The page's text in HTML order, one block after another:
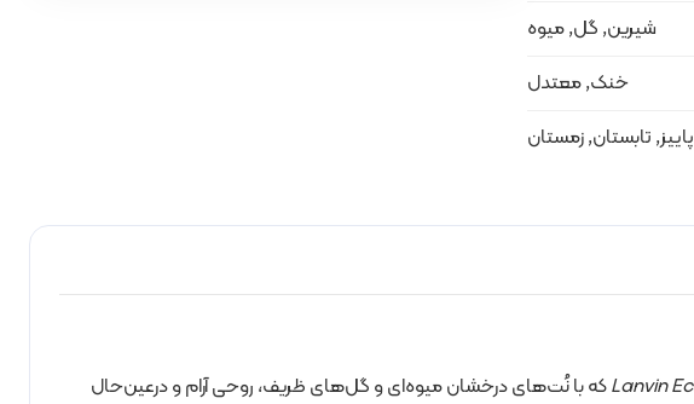
شیرین, گل, میوه
خنک, معتدل
تابستان, زمستان
Lanvinکه با نُت‌های درخشان میوه‌ای و گل‌های ظریف، روحی آرام و درعین‌حال